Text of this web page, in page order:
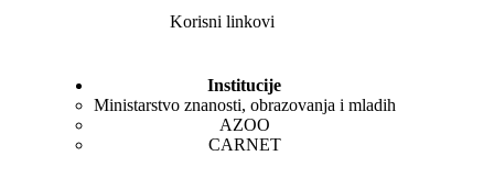
Korisni linkovi
Institucije
Ministarstvo znanosti, obrazovanja i mladih
AZOO
CARNET